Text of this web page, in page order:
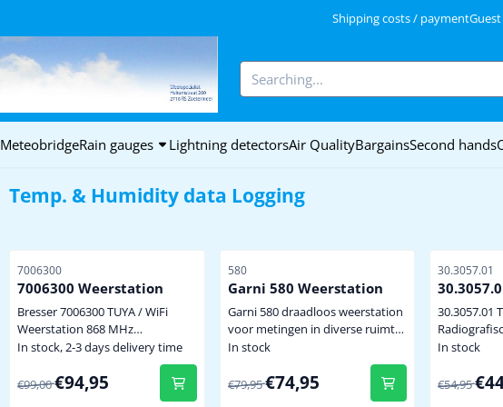
Shipping costs / payment
Search
MeteobridgeRain gauges Lightning detectorsAir QualityBargainsSecond hands
Temp. & Humidity data Logging
Item number
7006300
7006300 Weerstation
Bresser 7006300 TUYA / WiFi
Weerstation 868 MHz
binnentemperatuur en relatieve
buitentemperatuur en relatieve
In stock, 2-3 days delivery time
From 99,00 for 94,95
€99,00€94,95
Item number
580
Garni 580 Weerstation
Garni 580 draadloos weerstation
voor metingen in diverse ruimtes
binnentemperatuur en
buitentemperatuur en
In stock
From 79,95 for 74,95
€79,95€74,95
Item number
30.3057.01
Thermo-/
30.3057.01
Thermo-/
controle
sensor en
In stock
From
€54,95